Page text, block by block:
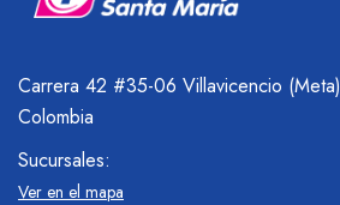
Carrera 42 #35-06 Villavicencio (Meta)
Colombia
Sucursales:
Ver en el mapa